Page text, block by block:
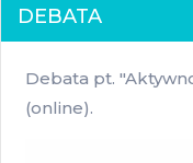
DEBATA
Debata pt.
(online).